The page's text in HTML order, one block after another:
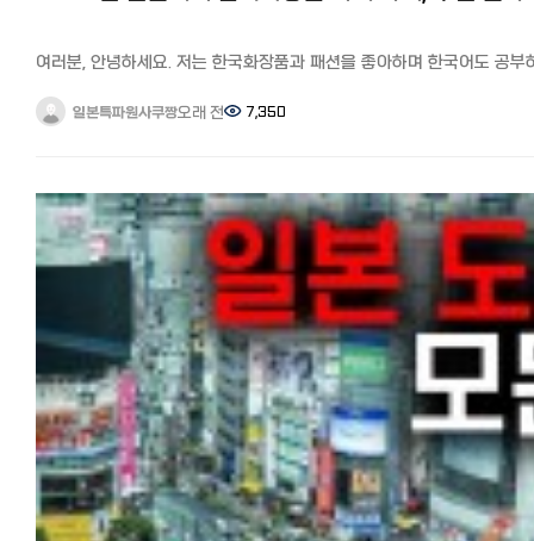
➡Amazon 프라임 비디오 드라마로 공부하고 싶고, 화제의 오리지널
일주일에 1~2편 정도, 합리적인 가격과 작품 수➡Lemino(구 dTV) 아래
기사도 참고해서 자신의 스타일과 필요에 맞게 자유롭게 결정해 보세
이번에는 일본에서 한국 넷플릭스를 시청하는 방법과 한국 드라마 라인
작품수가 다른 이유를 정리해 설명드렸습니다.
다양한 동영상 스트리밍 서비스 중에서도 화제가 되는 오리지널 작품이
많은 넷플릭스를 이용하는 분들이 많을 것 같습니다.
VPN을 이용해 한국 버전 넷플릭스에 연결하면 넷플릭스를 200% 즐길
이번 기사를 참고해서 넷플릭스에서 한국 드라마를 더 즐겨보세요^^
【추천기사】 일본에서 한국 방송 실시간, 다시보기 무료로 보는 방법 현지
한국인이 총정리 https://korean.co.jp/life2/41 [일본에서 집 구하
추천 부동산 사이트와 쉐어하우스, 한국부동산과 꿀팁까지
https://korean.co.jp/life_realestate/1 [일본 인터넷 개통과 설치]
거주 한국인 추천 6사의 속도와 요금, 직접 써 본 후기
https://korean.co.jp/life2/135 일본에서 집 사기, 주택론의 모든
이자, 대출 한도, 추천 은행, 화재보험까지
https://korean.co.jp/life_realestate/7 일본에서 한국송금 현지인
추천 6사 비교분석! 저렴하고 편한 송금과 한도, 수수료 할인 쿠폰까지
마켓토가 가장 저렴합니다. 일반적으로는 8천엔에서 만엔 안팎입니다.
구라시노 마켓토에서 에어컨 설치, 클리닝 업자 찾기 【구라시노 마켓토
관련기사】 일본 에어컨 설치, 수리, 클리닝 등, 다양한 집안일을 싸고 쉽
신품을 살지 여러모로 비교를 해봤습니다. 2-3만엔 정도 더 들여 신품을
구매할 경우 저렴한 곳을 가르쳐 드리겠습니다. 신품 에어컨+공사비
가격비교를 해봤는데, 검색하면 이름없는 에어컨 전문 사이트가 많이
나옵니다만, 성수기라 연락이 원활하지 않거나 공사가 3주 4주후가 된
합니다. 빅카메라 등 대형양판점보다 아마존과 라쿠텐이치바가 제품도
업체도 많아 전체적으로 가격대가 저렴하고 성수기에도 비교적 공사수
빨리 되었습니다. (몇군데 전화문의한 바, 빠른 곳이 5일 이내 배송과 설
가능) 아마존에서 신품 에어컨 보기 라쿠텐이치바에서 신품 에어컨
마무리 어떠셨나요? 부담되는 가전 중에 하나인 에어컨을 저렴하게
구매하고 청소할 수 있는 방법을 제 경험을 토대로 정리해드렸습니다.
일본은 많은 집이 연중 에어컨으로 난방, 냉방을 하고 있죠. 이번 기사를
참고로 좋은 에어컨 장만하셔서 일년내내 편히 쓰시기 바랍니다.
【추천기사】 일본에서 전자제품 싸게 사기. 한국보다 저렴한 제품과 구입
꿀팁 https://korean.co.jp/life2/159 일본 온라인 쇼핑몰 추천 6선과
활용법: 라쿠텐, 아마존 재팬, 야후 쇼핑, 테무, 조조타운, 모노타로 비교
여러분, 안녕하세요. 저는 한국화장품과 패션을 좋아하며 한국어도 공부
제가 자주 이용하는 한국 화장품 온라인 쇼핑몰을 정리해서 소개해
드리려고 합니다.
가지 않아도 쉽게 구입할 수 있게 되었습니다.
한국 화장품 온라인 쇼핑몰중에서도 신뢰성과 인기가 높고, 저렴하며
배송도 빠른 사이트를 중심으로 8개 사이트를 소개합니다. 한국 화장품,
인기가 높은 이유는 무엇일까? 우선 한국 화장품이 일본에서 인기가 있
이유를 간단히 정리하면 다음과 같습니다.
・트렌드를 만들어내는 속도가 빠르다
・가격은 저렴한데 품질이 좋다
・SNS와 K-POP의 영향
・패키지가 귀엽고 세련됐다
배송비가 비싸다? 관세가 붙는다? 예전에는 상품 가격보다 높은 배송
들고 해외 발송으로 주문 금액이 15,500엔을 초과하면 배송 시 관세·기
세금·수수료 등이 부과되었습니다.
하지만 최근 한국 화장품 인기가 상승하면서 일본 국내 배송을 하는 아
라쿠텐 등은 300~800엔 정도이며, 일정 금액 이상 구매 시 배송료가
무료인 쇼핑몰도 많이 있습니다.
관세 등도 온라인 쇼핑몰 측에서 부담하므로 추가 비용이 발생하지
일본특파원사쿠짱오래 전 7,350